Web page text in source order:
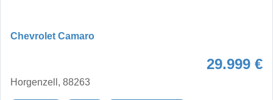
Chevrolet Camaro
29.999 €
Horgenzell, 88263